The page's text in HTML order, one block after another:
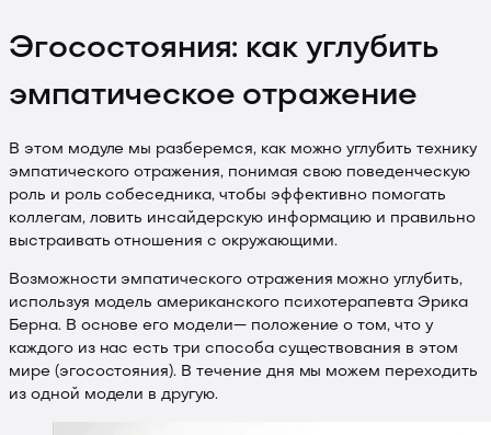
Эгосостояния: как углубить
эмпатическое отражение
В этом модуле мы разберемся, как можно углубить технику
эмпатического отражения, понимая свою поведенческую
роль и роль собеседника, чтобы эффективно помогать
коллегам, ловить инсайдерскую информацию и правильно
выстраивать отношения с окружающими.
Возможности эмпатического отражения можно углубить,
используя модель американского психотерапевта Эрика
Берна. В основе его модели— положение о том, что у
каждого из нас есть три способа существования в этом
мире (эгосостояния). В течение дня мы можем переходить
из одной модели в другую.